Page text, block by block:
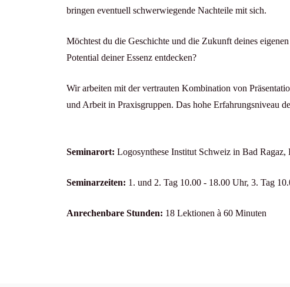
bringen eventuell schwerwiegende Nachteile mit sich.
Möchtest du die Geschichte und die Zukunft deines
Potential deiner Essenz entdecken?
Wir arbeiten mit der vertrauten Kombination von
und Arbeit in Praxisgruppen. Das hohe Erfahrungsniveau
Seminarort: Logosynthese Institut Schweiz in Bad Ragaz,
Seminarzeiten: 1. und 2. Tag 10.00 - 18.00 Uhr, 3. Tag
Anrechenbare Stunden: 18 Lektionen à 60 Minuten